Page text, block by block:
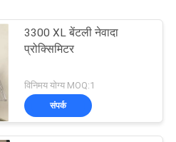
3300 XL बेंटली नेवादा
प्रोक्सिमिटर
विनिमय योग्य MOQ:1
संपर्क